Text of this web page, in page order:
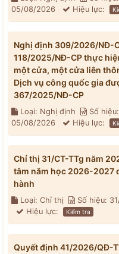
05/08/2026
Hiệu lực:
Nghị định 309/2026/NĐ-
118/2025/NĐ-CP thực
một cửa, một cửa liên
Dịch vụ công quốc gia
367/2025/NĐ-CP
Loại: Nghị định Số
05/08/2026
Hiệu lực:
Chỉ thị 31/CT-TTg năm
tâm năm học 2026-2027
hành
Loại: Chỉ thị Số hiệu:
Hiệu lực:
Kiểm tra
Quyết định 41/2026/QĐ-